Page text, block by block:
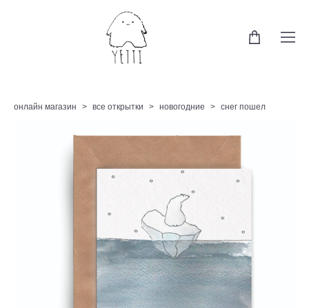
онлайн магазин > все открытки > новогодние > снег пошел